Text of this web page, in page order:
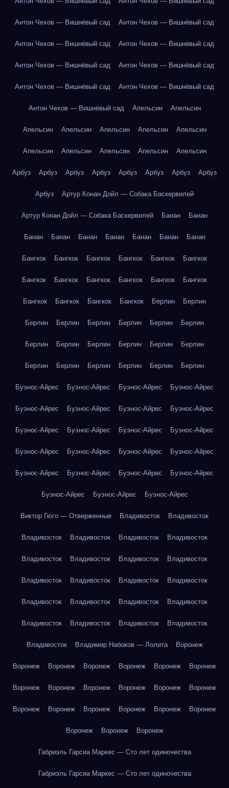
Антон Чехов — Вишнёвый сад Антон Чехов — Вишнёвый сад
Антон Чехов — Вишнёвый сад Антон Чехов — Вишнёвый сад
Антон Чехов — Вишнёвый сад Антон Чехов — Вишнёвый сад
Антон Чехов — Вишнёвый сад Антон Чехов — Вишнёвый сад
Антон Чехов — Вишнёвый сад Апельсин Апельсин
Апельсин Апельсин Апельсин Апельсин Апельсин
Апельсин Апельсин Апельсин Апельсин Апельсин
Арбуз Арбуз Арбуз Арбуз Арбуз Арбуз Арбуз Арбуз
Арбуз Артур Конан Дойл — Собака Баскервилей
Артур Конан Дойл — Собака Баскервилей Банан Банан
Банан Банан Банан Банан Банан Банан Банан
Бангкок Бангкок Бангкок Бангкок Бангкок Бангкок
Бангкок Бангкок Бангкок Бангкок Бангкок Бангкок
Бангкок Бангкок Бангкок Бангкок Берлин Берлин
Берлин Берлин Берлин Берлин Берлин Берлин
Берлин Берлин Берлин Берлин Берлин Берлин
Берлин Берлин Берлин Берлин Берлин Берлин
Буэнос-Айрес Буэнос-Айрес Буэнос-Айрес Буэнос-Айрес
Буэнос-Айрес Буэнос-Айрес Буэнос-Айрес Буэнос-Айрес
Буэнос-Айрес Буэнос-Айрес Буэнос-Айрес Буэнос-Айрес
Буэнос-Айрес Буэнос-Айрес Буэнос-Айрес Буэнос-Айрес
Буэнос-Айрес Буэнос-Айрес Буэнос-Айрес Буэнос-Айрес
Буэнос-Айрес Буэнос-Айрес Буэнос-Айрес
Виктор Гюго — Отверженные Владивосток Владивосток
Владивосток Владивосток Владивосток Владивосток
Владивосток Владивосток Владивосток Владивосток
Владивосток Владивосток Владивосток Владивосток
Владивосток Владивосток Владивосток Владивосток
Владивосток Владивосток Владивосток Владивосток
Владивосток Владимир Набоков — Лолита Воронеж
Воронеж Воронеж Воронеж Воронеж Воронеж Воронеж
Воронеж Воронеж Воронеж Воронеж Воронеж Воронеж
Воронеж Воронеж Воронеж Воронеж Воронеж Воронеж
Воронеж Воронеж Воронеж
Габриэль Гарсиа Маркес — Сто лет одиночества
Габриэль Гарсиа Маркес — Сто лет одиночества